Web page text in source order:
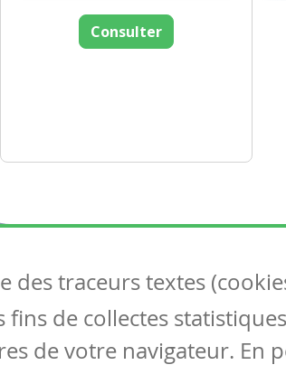
Consulter
articles
DYS
des traceurs textes
de collectes
de votre navigateur.